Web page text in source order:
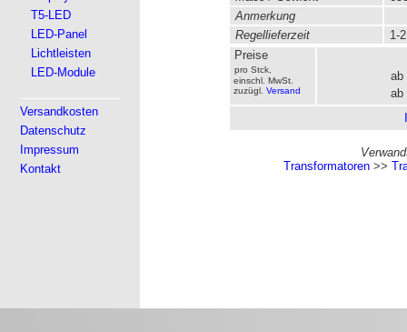
T5-LED
LED-Panel
Lichtleisten
LED-Module
Versandkosten
Datenschutz
Impressum
Kontakt
Anmerkung
Regellieferzeit
1-
Preise
pro Stck,
einschl. MwSt.
zuzügl. Versand
ab
ab
Transformatoren >>